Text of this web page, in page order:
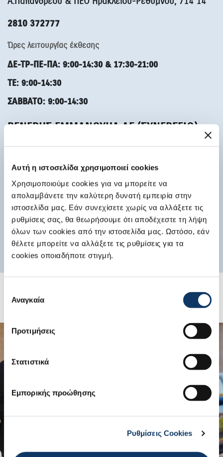
Αυτή η ιστοσελίδα χρησιμοποιεί cookies
Χρησιμοποιούμε cookies για να μπορείτε να
απολαμβάνετε την καλύτερη δυνατή εμπειρία στην
ιστοσελίδα μας. Εάν συνεχίσετε χωρίς να αλλάξετε τις
ρυθμίσεις σας, θα θεωρήσουμε ότι αποδέχεστε τη λήψη
όλων των cookies από την ιστοσελίδα μας. Ωστόσο, εάν
θέλετε μπορείτε να αλλάξετε τις ρυθμίσεις για τα
cookies οποιαδήποτε στιγμή.
συγκατάθεσης
Αναγκαία
Προτιμήσεις
Στατιστικά
Εμπορικής προώθησης
Ρυθμίσεις Cookies
2810 372777
Ώρες λειτουργίας έκθεσης
ΔΕ-ΤΡ-ΠΕ-ΠΑ: 9:00-14:30 & 17:30-21:00
ΤΕ: 9:00-14:30
ΣΑΒΒΑΤΟ: 9:00-14:30
ΒΕΝΕΡΗΣ ΕΜΜΑΝΟΥΗΛ ΑΕ (ΣΥΝΕΡΓΕΙΟ)
Λεωφόρος 62 Μαρτύρων 506, 713 03
2810 372777
Ώρες λειτουργίας συνεργείου
ΔΕΥ-ΠΑΡ: 8:00-16:30